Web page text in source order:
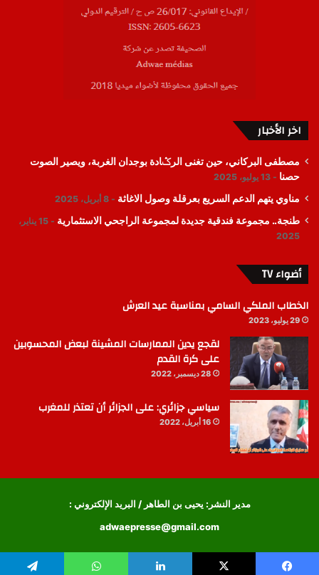
اخر الأخبار
مصطفى البركاني، حين تغنى الرݣادة بوجدان الغربة، ويصير الصوت
حصنا
13 يوليو، 2025
مناوي يتهم الدعم السريع بعرقلة وصول الاغاثة 8 أبريل، 2025
طنجة.. مجموعة فندقية جديدة لمجموعة الراجحي الاستثمارية
15 يناير،
2025
أضواء TV
الخطاب الملكي السامي بمناسبة عيد العرش
29 يوليو، 2023
لقجع يدين الممارسات المشينة لبعض المحسوبين
على كرة القدم
28 ديسمبر، 2022
سياسي جزائري: على الجزائر أن تعتذر للمغرب
16 أبريل، 2022
مدير النشر: يحيى بن الطاهر / البريد الإلكتروني :
adwaepresse@gmail.com